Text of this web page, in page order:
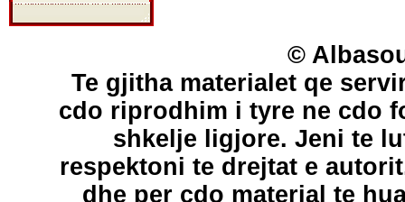
©
Te gjitha materialet qe
cdo riprodhim i tyre ne cdo
shkelje ligjore. Jeni te
respektoni te drejtat e
dhe per cdo material te